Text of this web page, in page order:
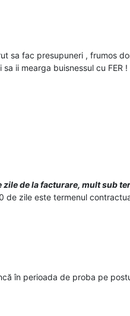
sa fac presupuneri , frumos
ii mearga buisnessul cu FER !
de la facturare, mult sub
de zile este termenul
în perioada de proba pe